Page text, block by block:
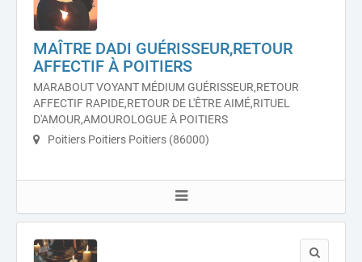
MAÎTRE DADI GUÉRISSEUR,RETOUR
AFFECTIF À POITIERS
MARABOUT VOYANT MÉDIUM GUÉRISSEUR,RETOUR
AFFECTIF RAPIDE,RETOUR DE L'ÊTRE AIMÉ,RITUEL
D'AMOUR,AMOUROLOGUE À POITIERS
Poitiers Poitiers Poitiers (86000)